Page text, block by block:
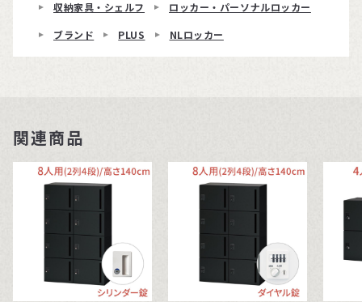
収納家具・シェルフ
ロッカー・パーソナルロッカー
ブランド
PLUS NLロッカー
関連商品